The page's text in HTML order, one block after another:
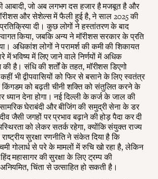
आबादी, जो अब लगभग दस हजार है मजबूत है और
और सेशेल्स में फैली हुई है, ने साल 2025 की
दी। कुछ लोगों ने हस्तांतरण के बाद
किया, जबकि अन्य ने मॉरीशस सरकार के प्रति
अधिकांश लोगों ने परामर्श की कमी की शिकायत
में भविष्य में लिए जाने वाले निर्णयों में अधिक
है। संधि की शर्तों के तहत, मॉरीशस डिएगो
भी द्वीपवासियों को फिर से बसाने के लिए स्वतंत्र
को बढ़ती चीनी शक्ति को संतुलित करने के
ध्यान देना होगा। नई दिल्ली के कर्ज के जाल की
सामरिक घेराबंदी और बीजिंग की समुद्री सेना के डर
जैसी जगहों पर प्रभाव बढ़ाने की होड़ पैदा कर दी
को लेकर सतर्क रहेगा, क्योंकि संयुक्त राज्य
सुरक्षा रणनीति ने संकेत दिया है कि
गोलार्ध से परे के मामलों में रुचि खो रहा है, लेकिन
महासागर की सुरक्षा के लिए ट्रम्प की
चिंता से उत्साहित हो सकती है।